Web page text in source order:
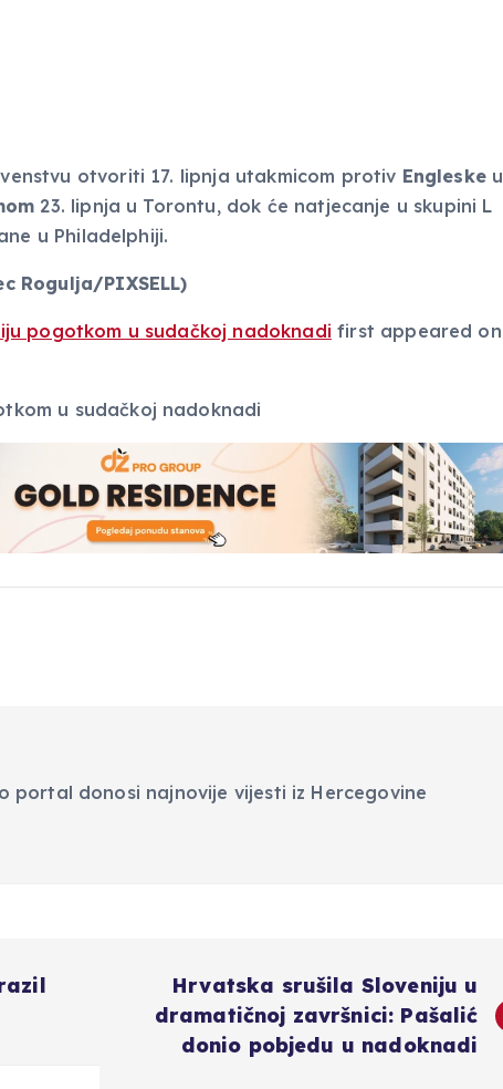
otvoriti 17. lipnja utakmicom protiv Engleskeu
23. lipnja u Torontu, dok će natjecanje u skupini L
u Philadelphiji.
Rogulja/PIXSELL)
pogotkom u sudačkoj nadoknadi first appeared on
portal donosi najnovije vijesti iz Hercegovine
Hrvatska srušila Sloveniju u
dramatičnoj završnici: Pašalić
donio pobjedu u nadoknadi